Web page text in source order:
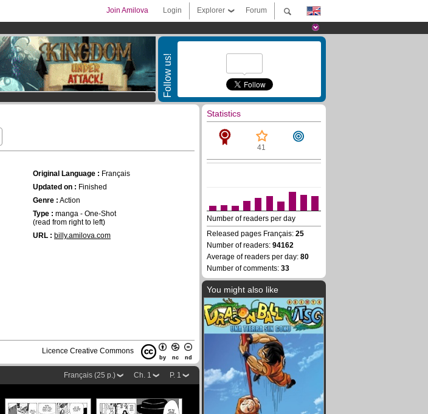
Forum
Explorer
Login
Join Amilova
Follow us!
Original Language : Français
Updated on : Finished
Genre : Action
Type : manga - One-Shot
(read from right to left)
URL : billy.amilova.com
Licence Creative Commons
by nc nd
P. 1
Ch. 1
Français (25 p.)
Statistics
41
Number of readers per day
Released pages Français: 25
Number of readers: 94162
Average of readers per day: 80
Number of comments: 33
You might also like